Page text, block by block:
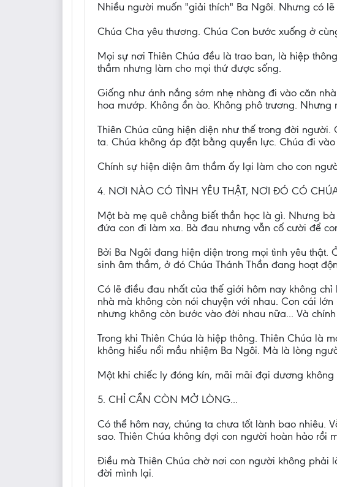
Nhiều người muốn "giải thích" Ba Ngôi. Nhưng có
Chúa Cha yêu thương. Chúa Con bước xuống ở
Mọi sự nơi Thiên Chúa đều là trao ban, là hiệp
thầm nhưng làm cho mọi thứ được sống.
Giống như ánh nắng sớm nhẹ nhàng đi vào căn
hoa mướp. Không ồn ào. Không phô trương. Nhưng
Thiên Chúa cũng hiện diện như thế trong đời
ta. Chúa không áp đặt bằng quyền lực. Chúa đi
Chính sự hiện diện âm thầm ấy lại làm cho con
4. NƠI NÀO CÓ TÌNH YÊU THẬT, NƠI ĐÓ CÓ
Một bà mẹ quê chẳng biết thần học là gì. Nhưng
đứa con đi làm xa. Bà đau nhưng vẫn cố cười để
Bởi Ba Ngôi đang hiện diện trong mọi tình yêu
sinh âm thầm, ở đó Chúa Thánh Thần đang hoạt
Có lẽ điều đau nhất của thế giới hôm nay không
nhà mà không còn nói chuyện với nhau. Con cái
nhưng không còn bước vào đời nhau nữa... Và
Trong khi Thiên Chúa là hiệp thông. Thiên Chúa là
không hiểu nổi mầu nhiệm Ba Ngôi. Mà là lòng
Một khi chiếc ly đóng kín, mãi mãi đại dương không
5. CHỈ CẦN CÒN MỞ LÒNG...
Có thể hôm nay, chúng ta chưa tốt lành bao nhiêu.
sao. Thiên Chúa không đợi con người hoàn hảo rồi
Điều mà Thiên Chúa chờ nơi con người không
đời mình lại.